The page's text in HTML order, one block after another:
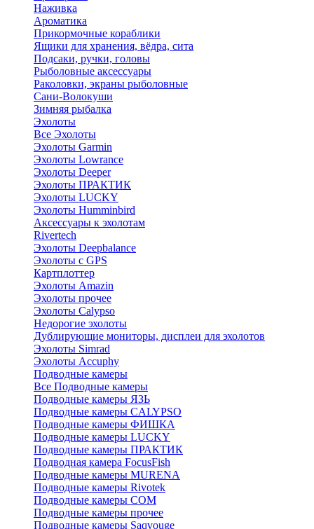
Наживка
Ароматика
Прикормочные кораблики
Ящики для хранения, вёдра, сита
Подсаки, ручки, головы
Рыболовные аксессуары
Раколовки, экраны рыболовные
Сани-Волокуши
Зимняя рыбалка
Эхолоты
Все Эхолоты
Эхолоты Garmin
Эхолоты Lowrance
Эхолоты Deeper
Эхолоты ПРАКТИК
Эхолоты LUCKY
Эхолоты Humminbird
Аксессуары к эхолотам
Rivertech
Эхолоты Deepbalance
Эхолоты с GPS
Картплоттер
Эхолоты Amazin
Эхолоты прочее
Эхолоты Calypso
Недорогие эхолоты
Дублирующие мониторы, дисплеи для эхолотов
Эхолоты Simrad
Эхолоты Accuphy
Подводные камеры
Все Подводные камеры
Подводные камеры ЯЗЬ
Подводные камеры CALYPSO
Подводные камеры ФИШКА
Подводные камеры LUCKY
Подводные камеры ПРАКТИК
Подводная камера FocusFish
Подводные камеры MURENA
Подводные камеры Rivotek
Подводные камеры СОМ
Подводные камеры прочее
Подводные камеры Saqvouge